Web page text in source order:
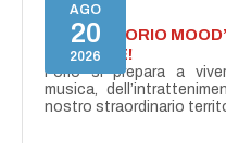
AGO
20
2026
NASCE “FORIO
ACCENDE!
Forio si prepara a
musica,
nostro straordinario